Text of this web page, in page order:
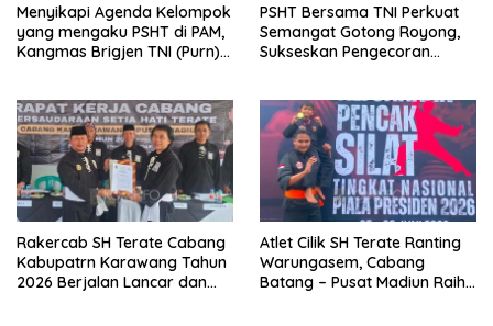
Menyikapi Agenda Kelompok
yang mengaku PSHT di PAM,
Kangmas Brigjen TNI (Purn)
PSHT Bersama TNI Perkuat
Semangat Gotong Royong,
Sukseskan Pengecoran
Rakercab SH Terate Cabang
Kabupatrn Karawang Tahun
2026 Berjalan Lancar dan
Atlet Cilik SH Terate Ranting
Warungasem, Cabang
Batang – Pusat Madiun Raih